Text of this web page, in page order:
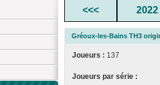
<<< 2022
Gréoux-les-Bains TH3
Joueurs : 137
Joueurs par série :